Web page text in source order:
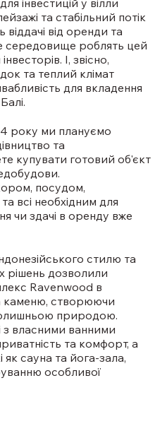
та стабільний потік
віддачі від оренди та
середовище роблять цей
І, звісно,
та теплий клімат
для вкладення
року ми плануємо
та
купувати готовий об'єкт
посудом,
всі необхідним для
чи здачі в оренду вже
стилю та
рішень дозволили
Ravenwood в
каменю, створюючи
природою.
з власними ванними
та комфорт, а
як сауна та йога-зала,
особливої